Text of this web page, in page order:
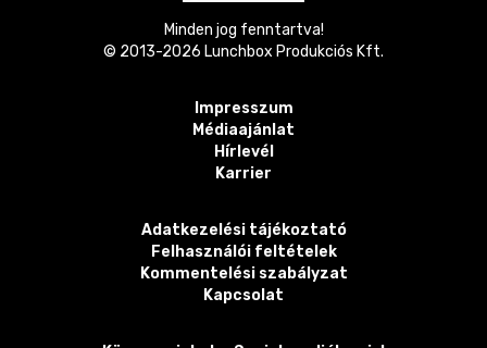
Minden jog fenntartva!
© 2013-2026 Lunchbox Produkciós Kft.
Impresszum
Médiaajánlat
Hírlevél
Karrier
Adatkezelési tájékoztató
Felhasználói feltételek
Kommentelési szabályzat
Kapcsolat